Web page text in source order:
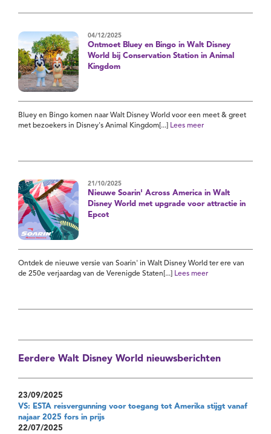
04/12/2025
Ontmoet Bluey en Bingo in Walt Disney
World bij Conservation Station in Animal
Kingdom
Bluey en Bingo komen naar Walt Disney World voor een meet & greet
met bezoekers in Disney's Animal Kingdom[...]
Lees meer
21/10/2025
Nieuwe Soarin' Across America in Walt
Disney World met upgrade voor attractie in
Epcot
Ontdek de nieuwe versie van Soarin' in Walt Disney World ter ere van
de 250e verjaardag van de Verenigde Staten[...]
Lees meer
Eerdere Walt Disney World nieuwsberichten
23/09/2025
VS: ESTA reisvergunning voor toegang tot Amerika stijgt vanaf
najaar 2025 fors in prijs
22/07/2025